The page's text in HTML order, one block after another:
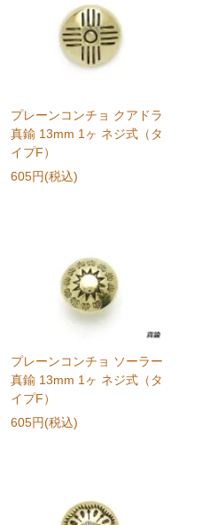
プレーンコンチョ クアドラ
真鍮 13mm 1ヶ ネジ式（タ
イプF）
605円(税込)
プレーンコンチョ ソーラー
真鍮 13mm 1ヶ ネジ式（タ
イプF）
605円(税込)